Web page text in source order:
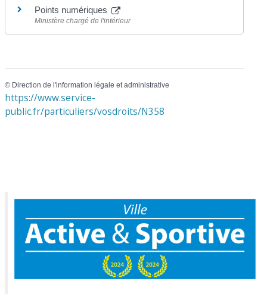
Points numériques
Ministère chargé de l'intérieur
© Direction de l'information légale et administrative
https://www.service-
public.fr/particuliers/vosdroits/N358